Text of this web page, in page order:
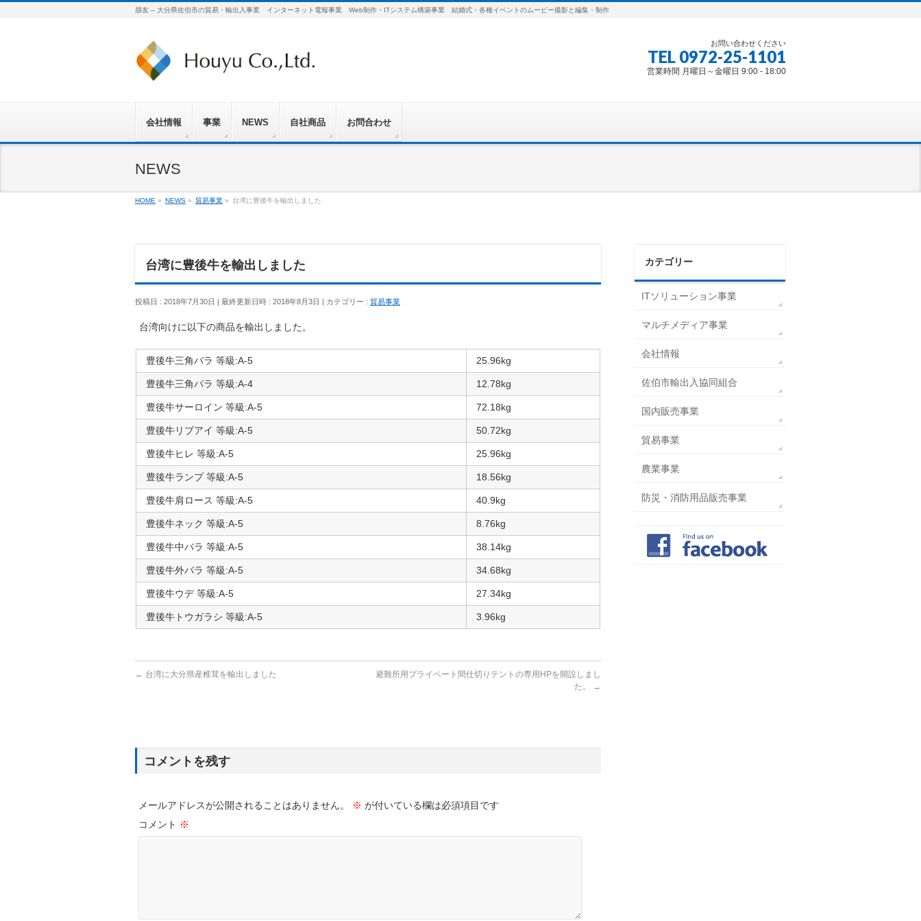
朋友 – 大分県佐伯市の貿易・輸出入事業 インターネット電報事業 Web制作・ITシステム構築事業 結婚式・各種イベントのムービー撮影と編集・制作
お問い合わせください
TEL 0972-25-1101
営業時間 月曜日～金曜日 9:00 - 18:00
会社情報 事業 NEWS 自社商品 お問合わせ
NEWS
HOME » NEWS » 貿易事業 » 台湾に豊後牛を輸出しました
台湾に豊後牛を輸出しました
投稿日 : 2018年7月30日 最終更新日時 : 2018年8月3日 カテゴリー : 貿易事業
台湾向けに以下の商品を輸出しました。
豊後牛三角バラ 等級:A-5 25.96kg
豊後牛三角バラ 等級:A-4 12.78kg
豊後牛サーロイン 等級:A-5 72.18kg
豊後牛リブアイ 等級:A-5 50.72kg
豊後牛ヒレ 等級:A-5 25.96kg
豊後牛ランプ 等級:A-5 18.56kg
豊後牛肩ロース 等級:A-5 40.9kg
豊後牛ネック 等級:A-5 8.76kg
豊後牛中バラ 等級:A-5 38.14kg
豊後牛外バラ 等級:A-5 34.68kg
豊後牛ウデ 等級:A-5 27.34kg
豊後牛トウガラシ 等級:A-5 3.96kg
← 台湾に大分県産椎茸を輸出しました
避難所用プライベート間仕切りテントの専用HPを開設しまし
た。
→
コメントを残す
メールアドレスが公開されることはありません。 ※ が付いている欄は必須項目です
コメント ※
カテゴリー
ITソリューション事業
マルチメディア事業
会社情報
佐伯市輸出入協同組合
国内販売事業
貿易事業
農業事業
防災・消防用品販売事業